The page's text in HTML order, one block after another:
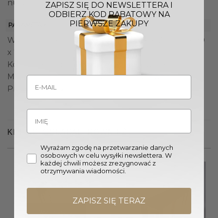
nuty luksusu.
PARAMETRY
Wymiary stołu jadalnianego (Sz. x Gł. x W.): 180 x 90
x 75 cm
Kolor stołu jadalnianego: Biały, Różowe złoto
Materiał: Spiek kamienny, Stal nierdzewna
Producent: Livin Hill
KLIENCI OGLĄDALI RÓWNIEŻ
Wyprzedany
ZAPISZ SIĘ DO NEWSLETTERA I
ODBIERZ KOD RABATOWY NA
PIERWSZE ZAKUPY
Wyrażam zgodę na przetwarzanie danych
osobowych w celu wysyłki newslettera. W
każdej chwili możesz zrezygnować z
otrzymywania wiadomości.
ZAPISZ SIĘ TERAZ